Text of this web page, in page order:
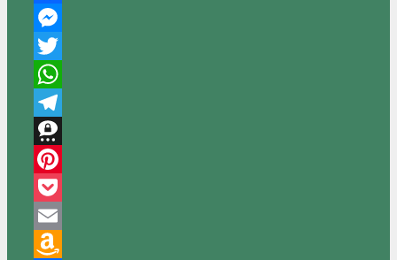
Facebook
Messenger
Twitter
WhatsApp
Telegram
Threema
Pinterest
Pocket
Email